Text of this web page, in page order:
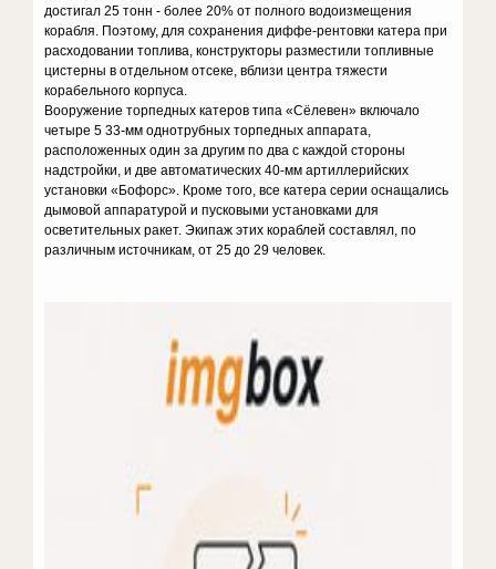
достигал 25 тонн - более 20% от полного водоизмещения
корабля. Поэтому, для сохранения диффе-рентовки катера при
расходовании топлива, конструкторы разместили топливные
цистерны в отдельном отсеке, вблизи центра тяжести
корабельного корпуса.
Вооружение торпедных катеров типа «Сёлевен» включало
четыре 5 33-мм однотрубных торпедных аппарата,
расположенных один за другим по два с каждой стороны
надстройки, и две автоматических 40-мм артиллерийских
установки «Бофорс». Кроме того, все катера серии оснащались
дымовой аппаратурой и пусковыми установками для
осветительных ракет. Экипаж этих кораблей составлял, по
различным источникам, от 25 до 29 человек.